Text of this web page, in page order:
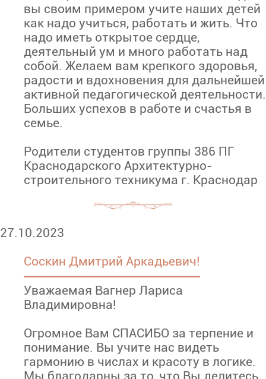
вы своим примером учите наших детей
как надо учиться, работать и жить. Что
надо иметь открытое сердце,
деятельный ум и много работать над
собой. Желаем вам крепкого здоровья,
радости и вдохновения для дальнейшей
активной педагогической деятельности.
Больших успехов в работе и счастья в
семье.
Родители студентов группы 386 ПГ
Краснодарского Архитектурно-
строительного техникума г. Краснодар
27.10.2023
Соскин Дмитрий Аркадьевич!
Уважаемая Вагнер Лариса
Владимировна!
Огромное Вам СПАСИБО за терпение и
понимание. Вы учите нас видеть
гармонию в числах и красоту в логике.
Мы благодарны за то, что Вы делитесь